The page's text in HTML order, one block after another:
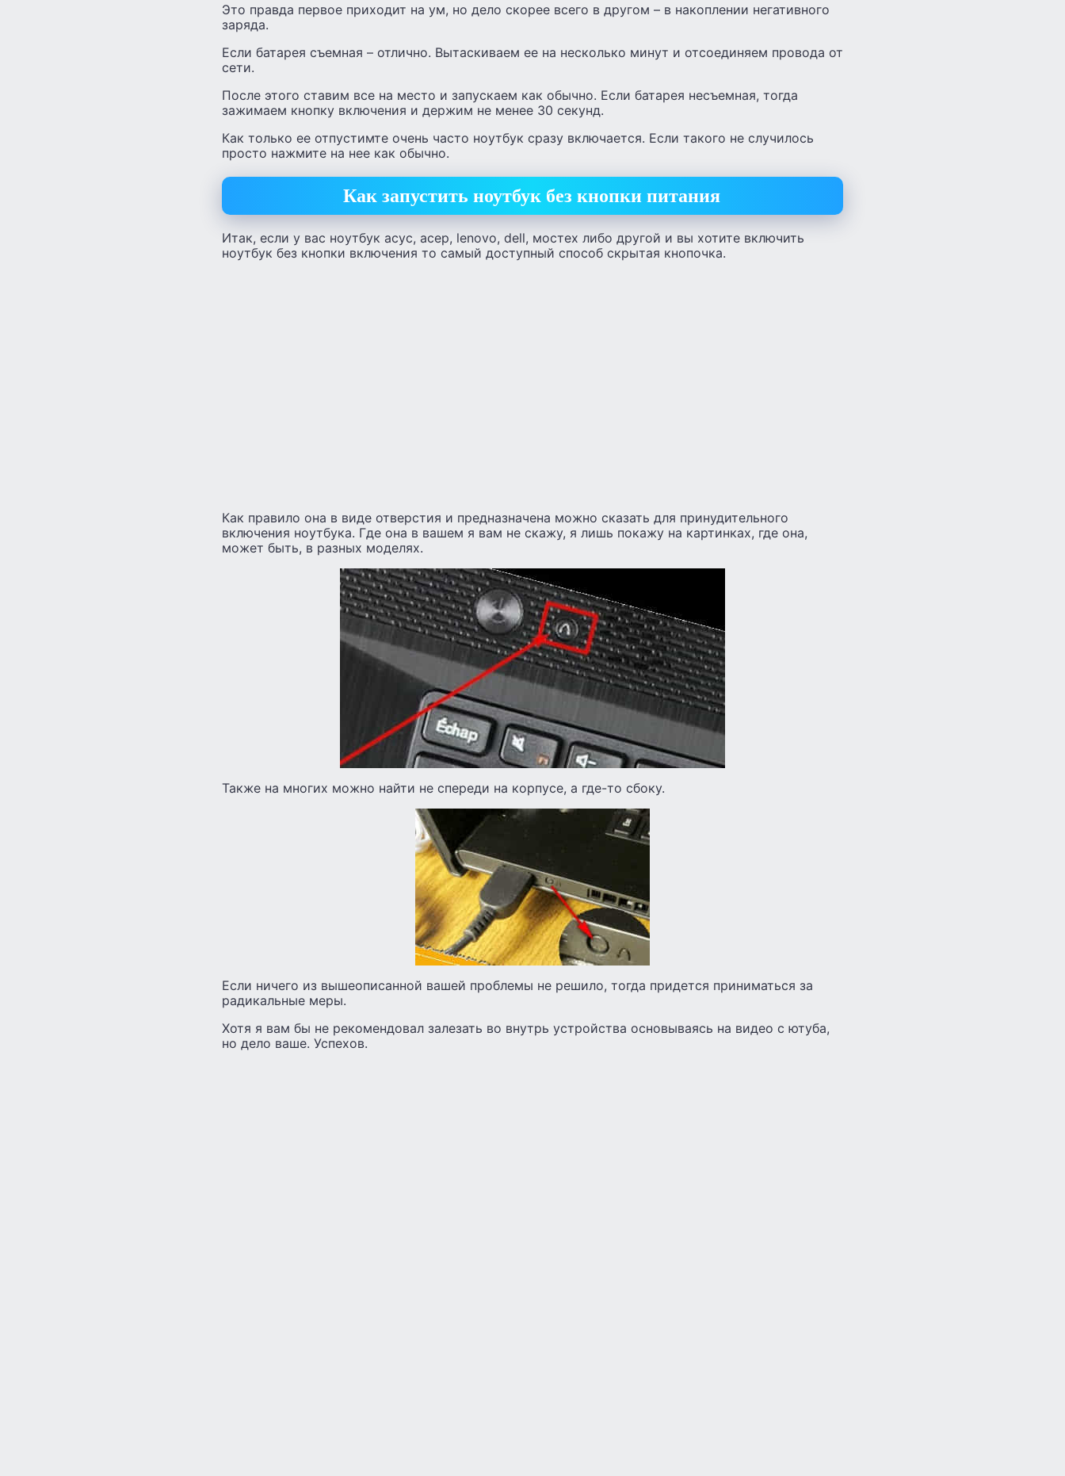
Это правда первое приходит на ум, но дело скорее всего в другом – в накоплении негативного
заряда.
Если батарея съемная – отлично. Вытаскиваем ее на несколько минут и отсоединяем провода от
сети.
После этого ставим все на место и запускаем как обычно. Если батарея несъемная, тогда
зажимаем кнопку включения и держим не менее 30 секунд.
Как только ее отпустимте очень часто ноутбук сразу включается. Если такого не случилось
просто нажмите на нее как обычно.
Как запустить ноутбук без кнопки питания
Итак, если у вас ноутбук асус, асер, lenovo, dell, мостех либо другой и вы хотите включить
ноутбук без кнопки включения то самый доступный способ скрытая кнопочка.
Как правило она в виде отверстия и предназначена можно сказать для принудительного
включения ноутбука. Где она в вашем я вам не скажу, я лишь покажу на картинках, где она,
может быть, в разных моделях.
Также на многих можно найти не спереди на корпусе, а где-то сбоку.
Если ничего из вышеописанной вашей проблемы не решило, тогда придется приниматься за
радикальные меры.
Хотя я вам бы не рекомендовал залезать во внутрь устройства основываясь на видео с ютуба,
но дело ваше. Успехов.